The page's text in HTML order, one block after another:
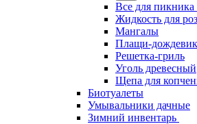
Все для пикника
Жидкость для
Мангалы
Плащи-
Решетка-гриль
Уголь древесный
Щепа для
Биотуалеты
Умывальники дачные
Зимний инвентарь